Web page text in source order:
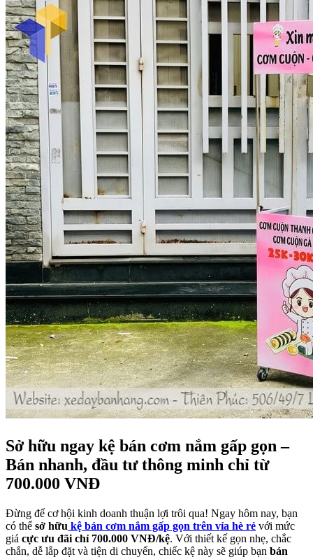
Sở hữu ngay kệ bán cơm nắm gấp gọn –
Bán nhanh, đầu tư thông minh chỉ từ
700.000 VNĐ
Đừng để cơ hội kinh doanh thuận lợi trôi qua! Ngay hôm nay, bạn
có thể sở hữu kệ bán cơm nắm gấp gọn trên vỉa hè rẻ với mức
giá cực ưu đãi chỉ 700.000 VNĐ/kệ. Với thiết kế gọn nhẹ, chắc
chắn, dễ lắp đặt và tiện di chuyển, chiếc kệ này sẽ giúp bạn bán